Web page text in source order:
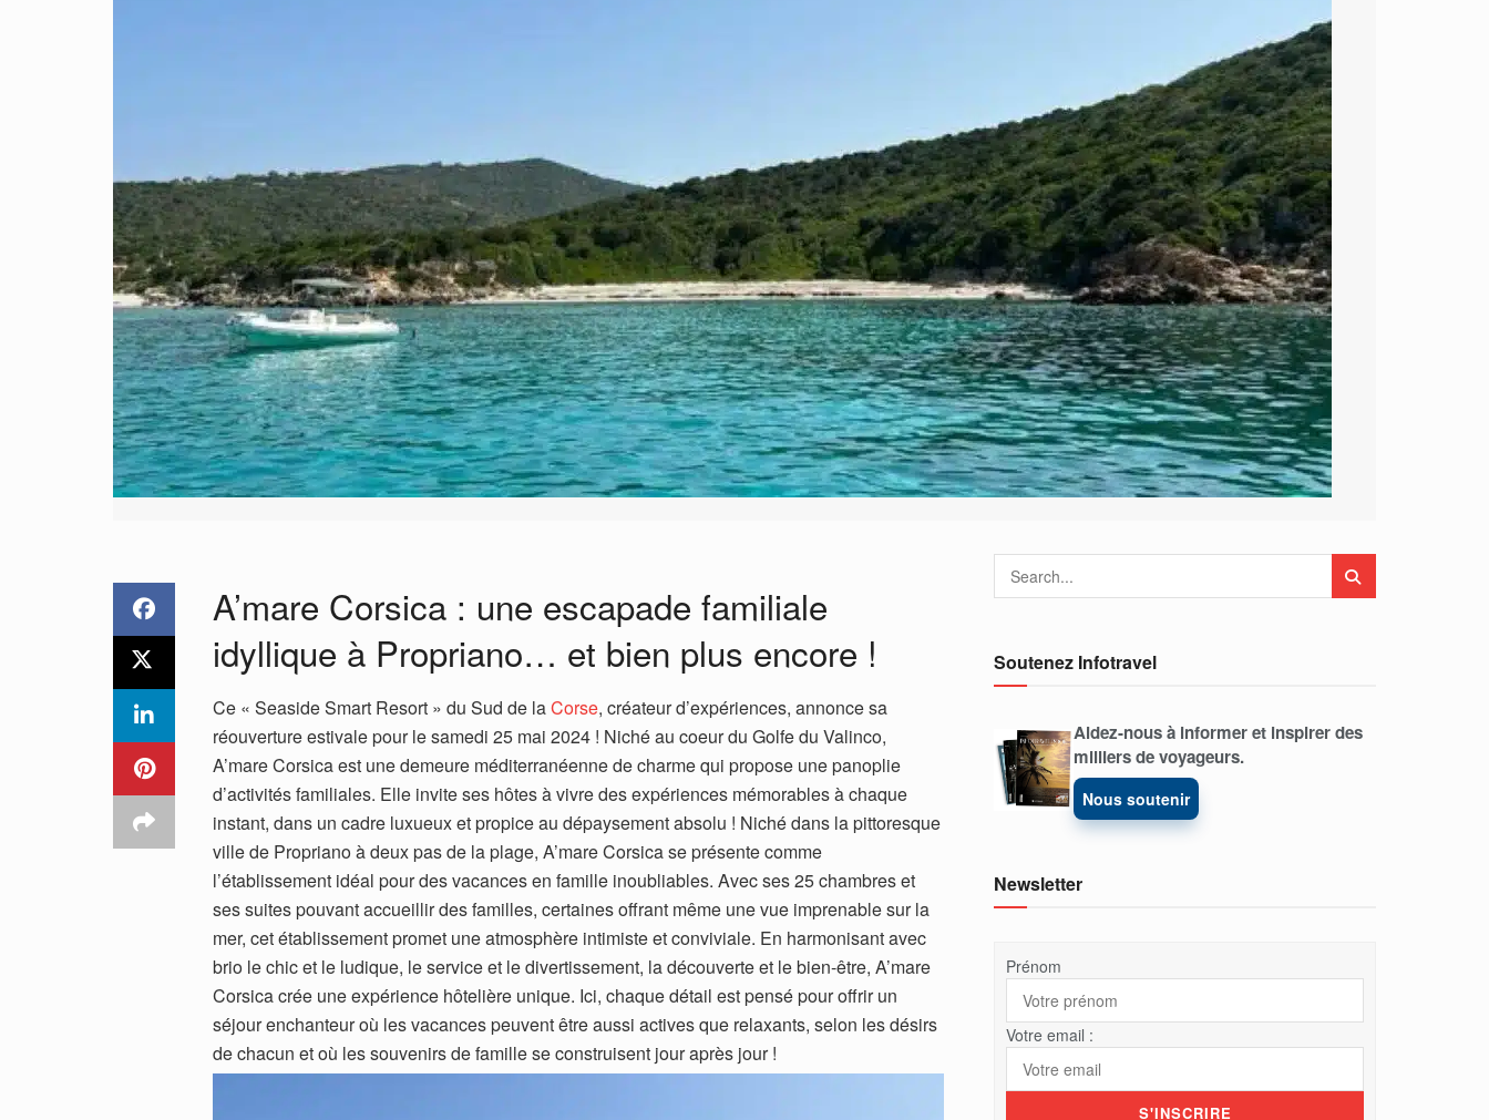
A’mare Corsica : une escapade familiale
idyllique à Propriano… et bien plus encore !
Ce « Seaside Smart Resort » du Sud de laCorse, créateur d’expériences, annonce sa
réouverture estivale pour le samedi 25 mai 2024 ! Niché au coeur du Golfe du Valinco,
A’mare Corsica est une demeure méditerranéenne de charme qui propose une panoplie
d’activités familiales. Elle invite ses hôtes à vivre des expériences mémorables à chaque
instant, dans un cadre luxueux et propice au dépaysement absolu ! Niché dans la pittoresque
ville de Propriano à deux pas de la plage, A’mare Corsica se présente comme
l’établissement idéal pour des vacances en famille inoubliables. Avec ses 25 chambres et
ses suites pouvant accueillir des familles, certaines offrant même une vue imprenable sur la
mer, cet établissement promet une atmosphère intimiste et conviviale. En harmonisant avec
brio le chic et le ludique, le service et le divertissement, la découverte et le bien-être, A’mare
Corsica crée une expérience hôtelière unique. Ici, chaque détail est pensé pour offrir un
séjour enchanteur où les vacances peuvent être aussi actives que relaxants, selon les désirs
de chacun et où les souvenirs de famille se construisent jour après jour !
Soutenez Infotravel
Aidez-nous à informer et inspirer des
milliers de voyageurs.
Nous soutenir
Newsletter
Prénom
Votre email :